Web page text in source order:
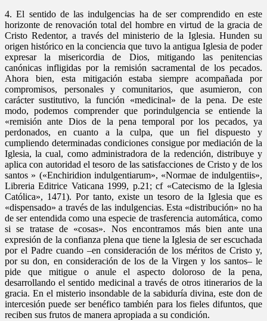
4. El sentido de las indulgencias ha de ser comprendido en este
horizonte de renovación total del hombre en virtud de la gracia de
Cristo Redentor, a través del ministerio de la Iglesia. Hunden su
origen histórico en la conciencia que tuvo la antigua Iglesia de poder
expresar la misericordia de Dios, mitigando las penitencias
canónicas infligidas por la remisión sacramental de los pecados.
Ahora bien, esta mitigación estaba siempre acompañada por
compromisos, personales y comunitarios, que asumieron, con
carácter sustitutivo, la función «medicinal» de la pena. De este
modo, podemos comprender que porindulgencia se entiende la
«remisión ante Dios de la pena temporal por los pecados, ya
perdonados, en cuanto a la culpa, que un fiel dispuesto y
cumpliendo determinadas condiciones consigue por mediación de la
Iglesia, la cual, como administradora de la redención, distribuye y
aplica con autoridad el tesoro de las satisfacciones de Cristo y de los
santos » («Enchiridion indulgentiarum», «Normae de indulgentiis»,
Libreria Editrice Vaticana 1999, p.21; cf «Catecismo de la Iglesia
Católica», 1471). Por tanto, existe un tesoro de la Iglesia que es
«dispensado» a través de las indulgencias. Esta «distribución» no ha
de ser entendida como una especie de trasferencia automática, como
si se tratase de «cosas». Nos encontramos más bien ante una
expresión de la confianza plena que tiene la Iglesia de ser escuchada
por el Padre cuando –en consideración de los méritos de Cristo y,
por su don, en consideración de los de la Virgen y los santos– le
pide que mitigue o anule el aspecto doloroso de la pena,
desarrollando el sentido medicinal a través de otros itinerarios de la
gracia. En el misterio insondable de la sabiduría divina, este don de
intercesión puede ser benéfico también para los fieles difuntos, que
reciben sus frutos de manera apropiada a su condición.